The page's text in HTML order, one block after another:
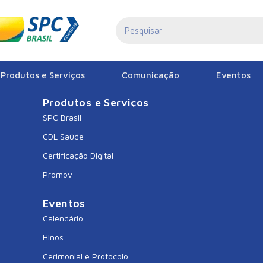
Produtos e Serviços Comunicação Eventos
Produtos e Serviços
SPC Brasil
CDL Saúde
Certificação Digital
Promov
Eventos
Calendário
Hinos
Cerimonial e Protocolo